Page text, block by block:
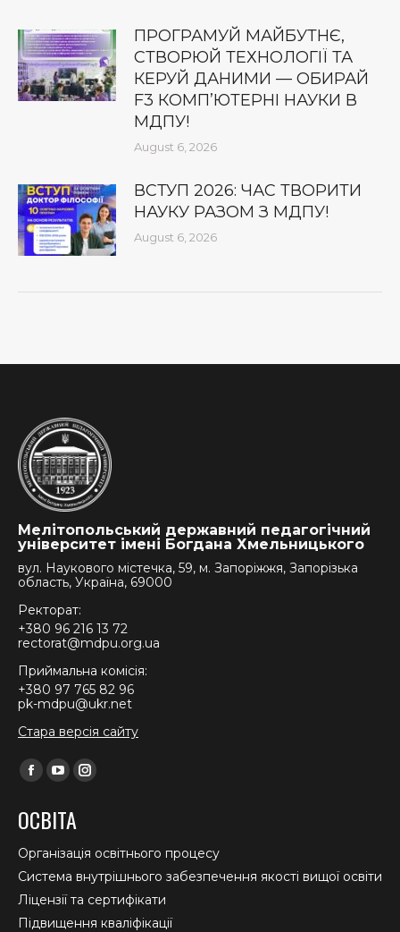
ПРОГРАМУЙ МАЙБУТНЄ,
СТВОРЮЙ ТЕХНОЛОГІЇ ТА
КЕРУЙ ДАНИМИ — ОБИРАЙ
F3 КОМП’ЮТЕРНІ НАУКИ В
МДПУ!
August 6, 2026
ВСТУП 2026: ЧАС ТВОРИТИ
НАУКУ РАЗОМ З МДПУ!
August 6, 2026
Мелітопольський державний педагогічний
університет імені Богдана Хмельницького
вул. Наукового містечка, 59, м. Запоріжжя, Запорізька
область, Україна, 69000
Ректорат:
+380 96 216 13 72
rectorat@mdpu.org.ua
Приймальна комісія:
+380 97 765 82 96
pk-mdpu@ukr.net
Стара версія сайту
Find us on:
Facebook
opens
in
new
window
YouTube
opens
in
new
window
Instagram
in
new
window
ОСВІТА
Організація освітнього процесу
Система внутрішнього забезпечення якості вищої освіти
Ліцензії та сертифікати
Підвищення кваліфікації